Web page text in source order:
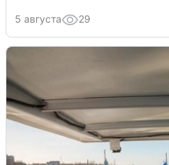
5 августа 29